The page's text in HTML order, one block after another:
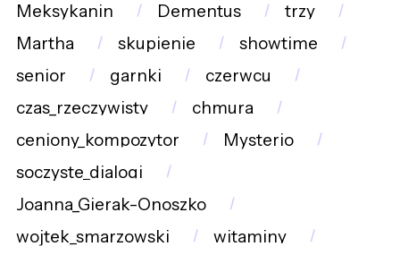
Meksykanin
Dementus
trzy
Martha
skupienie
showtime
senior
garnki
czerwcu
czas_rzeczywisty
chmura
ceniony_kompozytor
Mysterio
soczyste_dialogi
Joanna_Gierak-Onoszko
wojtek_smarzowski
witaminy